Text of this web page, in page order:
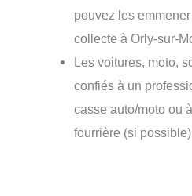
pouvez les
collecte à Orly-sur-
Les voitures, moto,
confiés à un
casse auto/moto ou
fourrière (si